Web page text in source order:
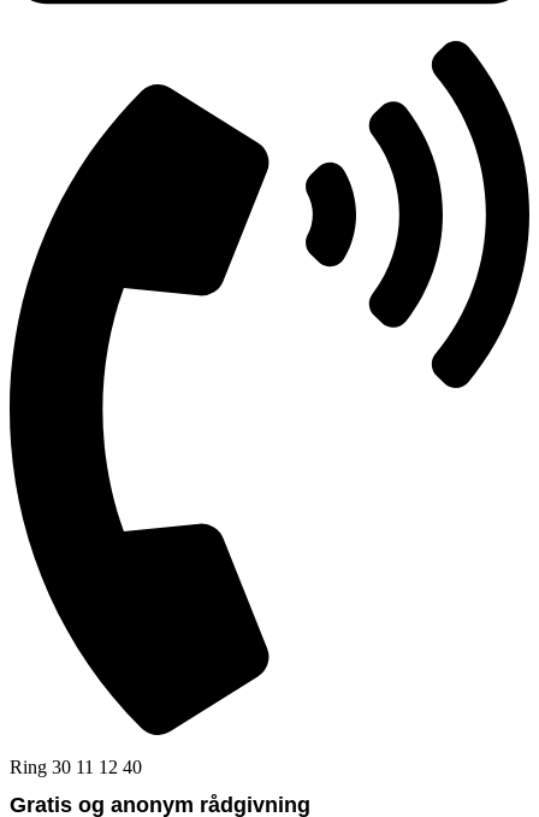
Ring 30 11 12 40
Gratis og anonym rådgivning